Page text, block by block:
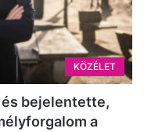
KÖZÉLET
bejelentette,
a